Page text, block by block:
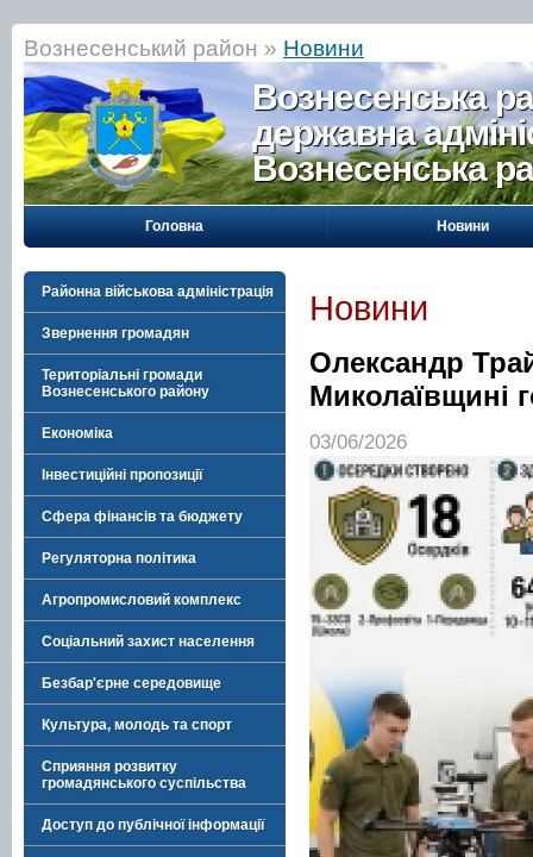
Вознесенський район » Новини
Вознесенська
державна
Вознесенська
Головна Новини
Районна військова адміністрація
Звернення громадян
Територіальні громади
Вознесенського району
Економіка
Інвестиційні пропозиції
Сфера фінансів та бюджету
Регуляторна політика
Агропромисловий комплекс
Соціальний захист населення
Безбар'єрне середовище
Культура, молодь та спорт
Сприяння розвитку
громадянського суспільства
Доступ до публічної інформації
Новини
Олександр
Миколаївщині
03/06/2026